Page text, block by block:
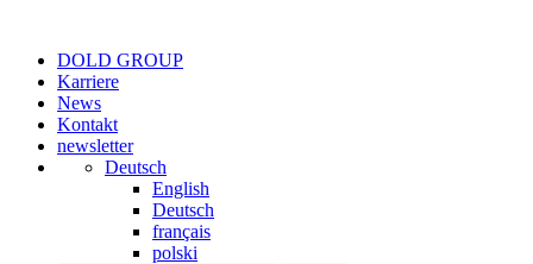
DOLD GROUP
Karriere
News
Kontakt
newsletter
Deutsch
English
Deutsch
français
polski